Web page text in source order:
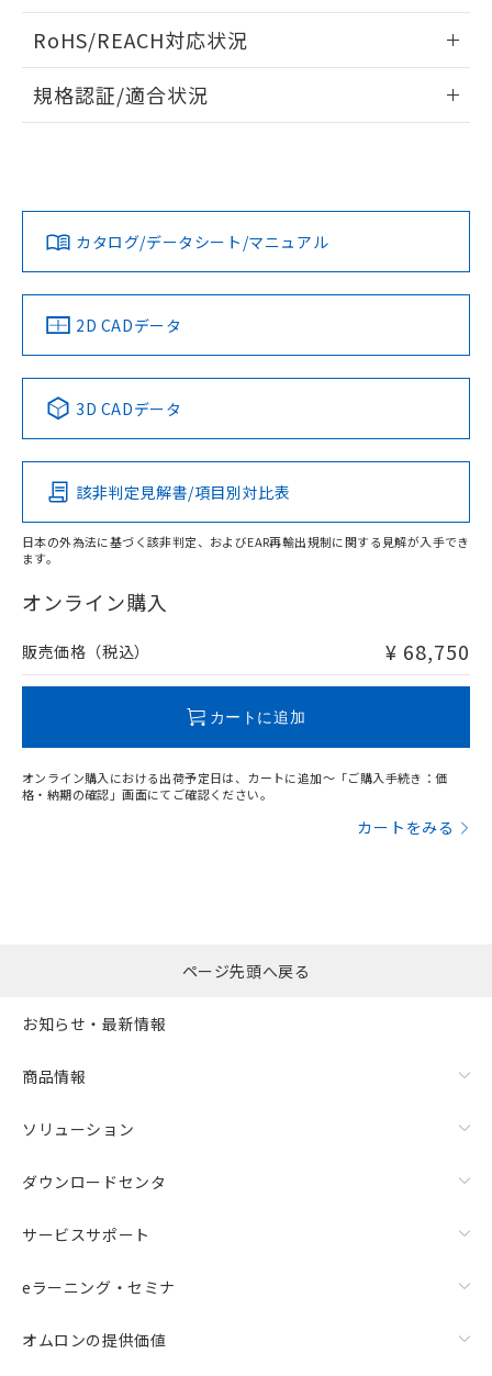
A: 50mm以上、B: 35mm以上
l: 0mm以上、φd: 18mm以上、D: 0mm以上、m: 15mm以上
検出物体の大きさと材質による影響
検出領域
ドすることができます。
ログイン/会員登録
ダウンロードデータをご利用いただく前に、以下を必ずお読
みください。
ソフトウェアの使用条件
RoHS/REACH対応状況
EU RoHS 注意事項・凡例
対応済み
中国 RoHS 注意事項・凡例
Pb Hg Cd Cr(VI)
O
在庫等で未対応品が混在する可能性があります。
問い合わせください。
規格認証/適合状況
LR型式承認
（イギリス
船舶規格）
DNV型式承認
（ノルウェー
BV型式承認
（フランス
KR型式
（韓国
No No No No
この製品の規格認証/適合状況ページへ
その他の認証はこちらのページからご検索ください
カタログ/データシート/マニュアル
2D CADデータ
3D CADデータ
該非判定見解書/項目別対比表
日本の外為法に基づく該非判定、およびEAR再輸出規制に関する見解が入手でき
ます。
オンライン購入
販売価格（税込） ¥ 68,750
カートに追加
オンライン購入における出荷予定日は、カートに追加～「ご購入手続き：価
格・納期の確認」画面にてご確認ください。
カートをみる
および当社の共同利用者が、当社の製
品・サービスに関するお客様との取
をご了承ください。
※当社の共同利用者とは、
の共同利用に関して"
の「1.共同利
下記の非含有証明書をダウンロードするこ
とができます。
EU RoHS指令（10物質）の非含有証明書
51物質の非含有証明書（当社基準）
また、RoHS指令のフタル酸エステル類４
物質の対応では、対応完了までの期間は出
荷製品に未対応品が混在することから備考
していることから、特段のことがない限
り、2022年1月12日より割愛しておりま
す。
合意する
ページ先頭へ戻る
お知らせ・最新情報
商品情報
ソリューション
ダウンロードセンタ
サービスサポート
eラーニング・セミナ
オムロンの提供価値